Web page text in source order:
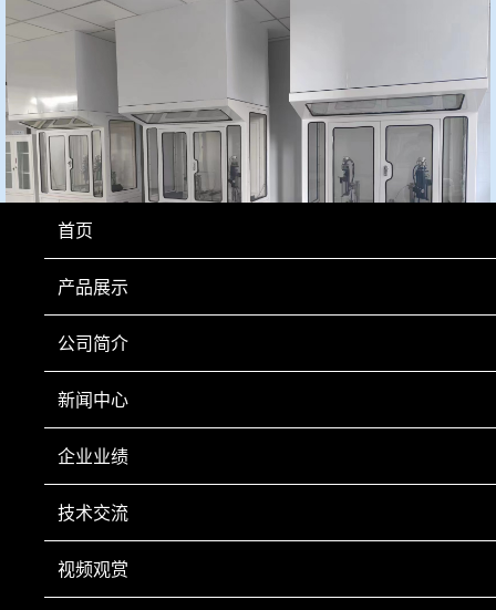
上一页
首页
产品展示
公司简介
新闻中心
企业业绩
技术交流
视频观赏